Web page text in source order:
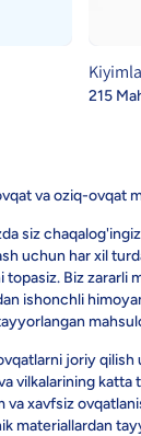
215
va oziq-ovqat
siz
uchun har xil
topasiz. Biz zararli
ishonchli
joriy qilish
vilkalarining katta
va xavfsiz
materiallardan